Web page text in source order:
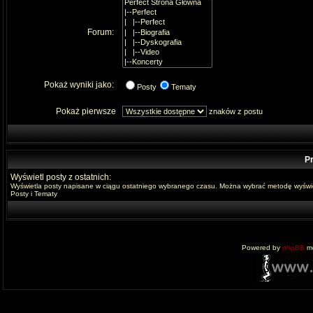
Forum:
Pokaż wyniki jako: Posty Tematy
Pokaż pierwsze znaków z postu
Wyświetl posty z ostatnich:
Wyświetla posty napisane w ciągu ostatniego wybranego czasu. Można wybrać metodę
Posty i Tematy
Powered by phpBB